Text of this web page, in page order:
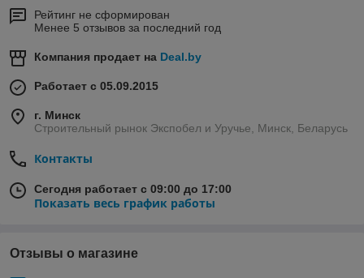
Рейтинг не сформирован
Менее 5 отзывов за последний год
Компания продает на Deal.by
Работает с 05.09.2015
г. Минск
Строительный рынок Экспобел и Уручье, Минск, Беларусь
Контакты
Сегодня работает с 09:00 до 17:00
Показать весь график работы
Отзывы о магазине